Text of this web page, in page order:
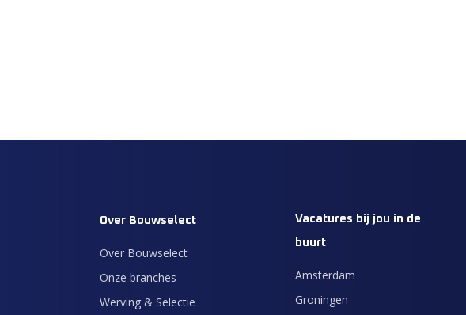
Over Bouwselect
Over Bouwselect
Onze branches
Werving & Selectie
Vacatures bij jou in de
buurt
Amsterdam
Groningen